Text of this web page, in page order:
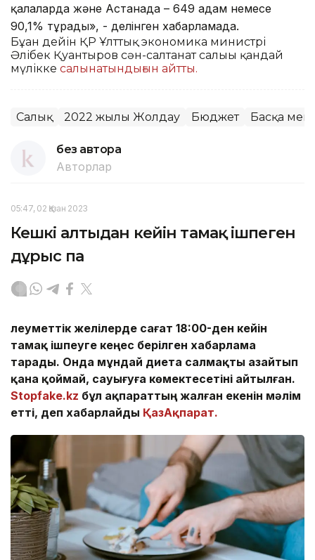
қалаларда және Астанада – 649 адам немесе
90,1% тұрады», - делінген хабарламада.
Бұған дейін ҚР Ұлттық экономика министрі
Әлібек Қуантыров сән-салтанат салығы қандай
мүлікке салынатындығын айтты.
Салық 2022 жылғы Жолдау Бюджет Басқа
без автора
Авторлар
05:47, 02 Қазан 2023
Кешкі алтыдан кейін тамақ ішпеген
дұрыс па
Әлеуметтік желілерде сағат 18:00-ден кейін
тамақ ішпеуге кеңес берілген хабарлама
тарады. Онда мұндай диета салмақты азайтып
қана қоймай, сауығуға көмектесетіні айтылған.
Stopfake.kz бұл ақпараттың жалған екенін мәлім
етті, деп хабарлайды ҚазАқпарат.